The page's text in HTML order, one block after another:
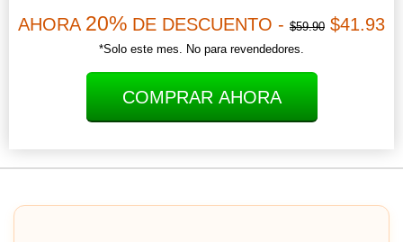
AHORA 20% DE DESCUENTO - $59.90 $41.93
*Solo este mes. No para revendedores.
COMPRAR AHORA